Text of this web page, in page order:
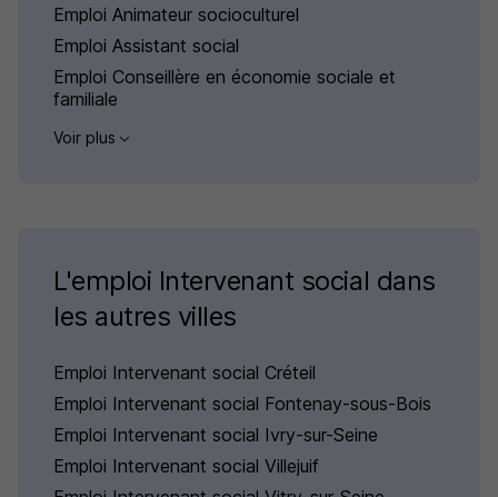
Emploi Animateur socioculturel
Emploi Assistant social
Emploi Conseillère en économie sociale et
familiale
Voir plus
L'emploi Intervenant social dans
les autres villes
Emploi Intervenant social Créteil
Emploi Intervenant social Fontenay-sous-Bois
Emploi Intervenant social Ivry-sur-Seine
Emploi Intervenant social Villejuif